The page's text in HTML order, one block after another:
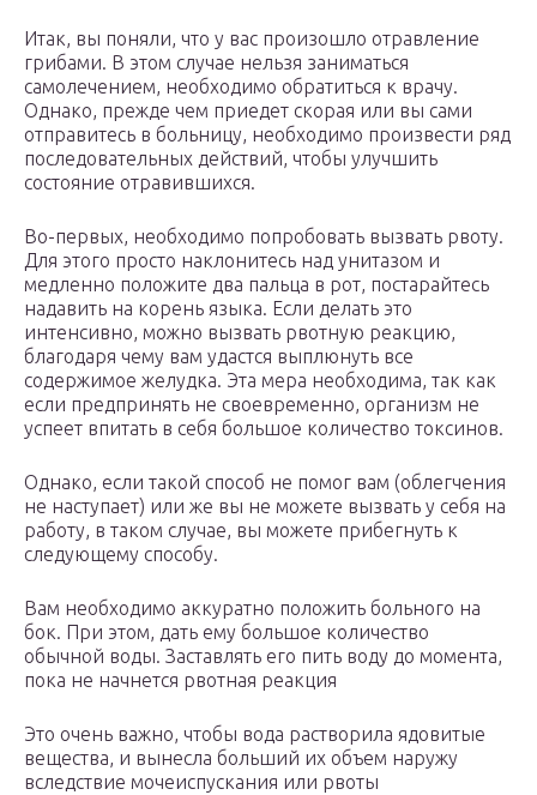
Итак, вы поняли, что у вас произошло отравление
грибами. В этом случае нельзя заниматься
самолечением, необходимо обратиться к врачу.
Однако, прежде чем приедет скорая или вы сами
отправитесь в больницу, необходимо произвести ряд
последовательных действий, чтобы улучшить
состояние отравившихся.
Во-первых, необходимо попробовать вызвать рвоту.
Для этого просто наклонитесь над унитазом и
медленно положите два пальца в рот, постарайтесь
надавить на корень языка. Если делать это
интенсивно, можно вызвать рвотную реакцию,
благодаря чему вам удастся выплюнуть все
содержимое желудка. Эта мера необходима, так как
если предпринять не своевременно, организм не
успеет впитать в себя большое количество токсинов.
Однако, если такой способ не помог вам (облегчения
не наступает) или же вы не можете вызвать у себя на
работу, в таком случае, вы можете прибегнуть к
следующему способу.
Вам необходимо аккуратно положить больного на
бок. При этом, дать ему большое количество
обычной воды. Заставлять его пить воду до момента,
пока не начнется рвотная реакция
Это очень важно, чтобы вода растворила ядовитые
вещества, и вынесла больший их объем наружу
вследствие мочеиспускания или рвоты